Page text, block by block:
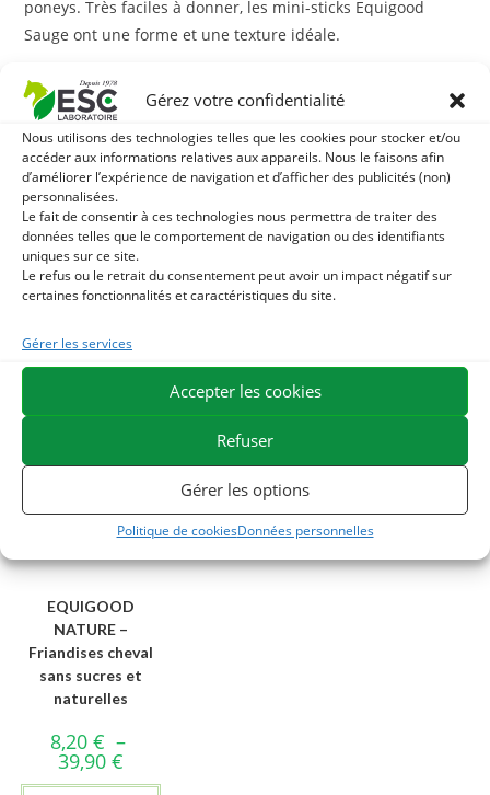
Gérez votre confidentialité
Nous utilisons des technologies telles que les cookies pour stocker et/ou
accéder aux informations relatives aux appareils. Nous le faisons afin
d’améliorer l’expérience de navigation et d’afficher des publicités (non)
personnalisées.
Le fait de consentir à ces technologies nous permettra de traiter des
données telles que le comportement de navigation ou des identifiants
uniques sur ce site.
Le refus ou le retrait du consentement peut avoir un impact négatif sur
certaines fonctionnalités et caractéristiques du site.
Gérer les services
Accepter les cookies
Refuser
Gérer les options
Politique de cookiesDonnées personnelles
poneys. Très faciles à donner, les mini-sticks Equigood
Sauge ont une forme et une texture idéale.
Notre gamme de friandises Equigood a été développée
avec amour pour le plaisir des chevaux. Elle est élaborée à
base d’extraits végétaux, plantes, légumes et fruits.
ESC Laboratoire est une société pionnière en phytothérapie
équine. Nous sommes spécialisés dans la sélection et l’utilisation
de principes actifs végétaux appliqués aux soins de confort
équins et proposons la gamme de produits naturels pour
chevaux la plus large du marché.
Vous aimerez peut-être aussi…
EQUIGOOD
NATURE –
Friandises cheval
sans sucres et
naturelles
8,20 € –
39,90 €